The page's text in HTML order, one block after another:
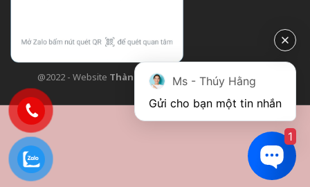
@2022 - Website Thành Công Flower| Design bởi
Ms - Thúy Hằng
Gửi cho bạn một tin nhắn
1